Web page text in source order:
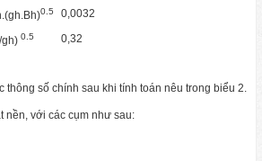
0.5
0,0032
gh) 0.5
0,32
số chính sau khi tính toán nêu trong biểu 2.
nền, với các cụm như sau: